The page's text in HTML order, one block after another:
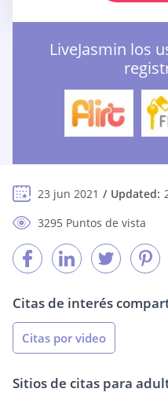
LiveJasmin los
23 jun 2021 Updated:
3295 Puntos de vista
Citas de interés
Citas por video
Sitios de citas para